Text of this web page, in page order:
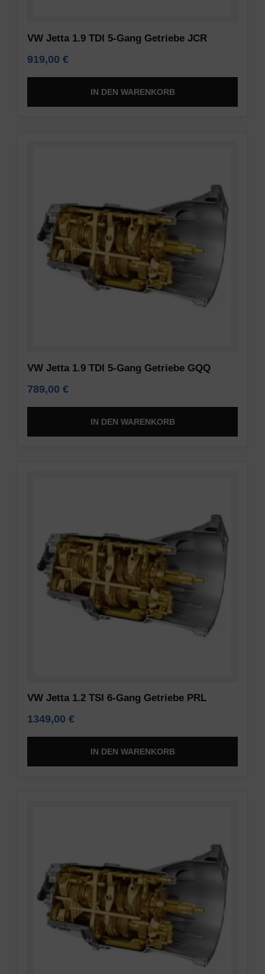
VW Jetta 1.9 TDI 5-Gang Getriebe JCR
919,00 €
IN DEN WARENKORB
VW Jetta 1.9 TDI 5-Gang Getriebe GQQ
789,00 €
IN DEN WARENKORB
VW Jetta 1.2 TSI 6-Gang Getriebe PRL
1349,00 €
IN DEN WARENKORB